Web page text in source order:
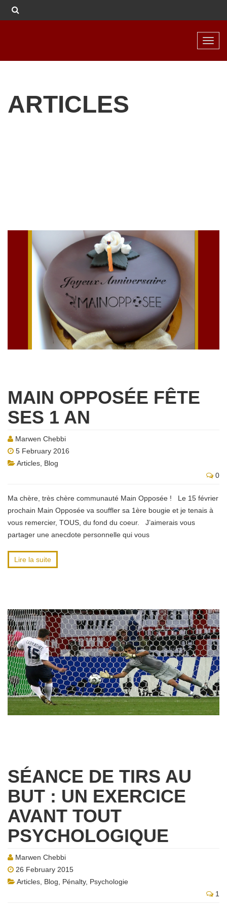
ARTICLES
MAIN OPPOSÉE FÊTE
SES 1 AN
Marwen Chebbi
5 February 2016
Articles Blog
0
Ma chère, très chère communauté Main Opposée ! Le 15 février
prochain Main Opposée va souffler sa 1ère bougie et je tenais à
vous remercier, TOUS, du fond du coeur. J’aimerais vous
partager une anecdote personnelle qui vous
Lire la suite
SÉANCE DE TIRS AU
BUT : UN EXERCICE
AVANT TOUT
PSYCHOLOGIQUE
Marwen Chebbi
26 February 2015
Articles Blog Pénalty, Psychologie
1